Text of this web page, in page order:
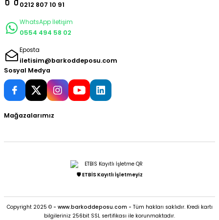
0212 807 10 91
WhatsApp İletişim
0554 494 58 02
Eposta
iletisim@barkoddeposu.com
Sosyal Medya
Mağazalarımız
🛡️ ETBİS Kayıtlı İşletmeyiz
Copyright 2025 © - www.barkoddeposu.com - Tüm hakları saklıdır. Kredi kartı
bilgileriniz 256bit SSL sertifikası ile korunmaktadır.